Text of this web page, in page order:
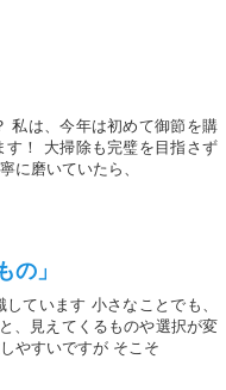
私は、今年は初めて御節を購
す！ 大掃除も完璧を目指さず
に磨いていたら、
の」
ています 小さなことでも、
、見えてくるものや選択が変
やすいですが そこそ